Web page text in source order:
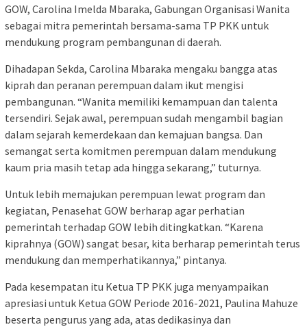
GOW, Carolina Imelda Mbaraka, Gabungan Organisasi Wanita
sebagai mitra pemerintah bersama-sama TP PKK untuk
mendukung program pembangunan di daerah.
Dihadapan Sekda, Carolina Mbaraka mengaku bangga atas
kiprah dan peranan perempuan dalam ikut mengisi
pembangunan. “Wanita memiliki kemampuan dan talenta
tersendiri. Sejak awal, perempuan sudah mengambil bagian
dalam sejarah kemerdekaan dan kemajuan bangsa. Dan
semangat serta komitmen perempuan dalam mendukung
kaum pria masih tetap ada hingga sekarang,” tuturnya.
Untuk lebih memajukan perempuan lewat program dan
kegiatan, Penasehat GOW berharap agar perhatian
pemerintah terhadap GOW lebih ditingkatkan. “Karena
kiprahnya (GOW) sangat besar, kita berharap pemerintah terus
mendukung dan memperhatikannya,” pintanya.
Pada kesempatan itu Ketua TP PKK juga menyampaikan
apresiasi untuk Ketua GOW Periode 2016-2021, Paulina Mahuze
beserta pengurus yang ada, atas dedikasinya dan